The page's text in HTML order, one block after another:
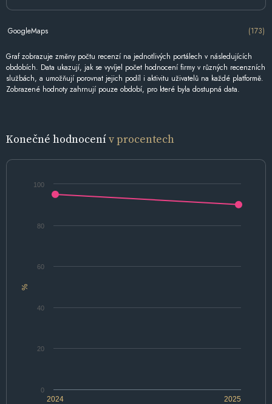
GoogleMaps (173)
Graf zobrazuje změny počtu recenzí na jednotlivých portálech v následujících
obdobích. Data ukazují, jak se vyvíjel počet hodnocení firmy v různých recenzních
službách, a umožňují porovnat jejich podíl i aktivitu uživatelů na každé platformě.
Zobrazené hodnoty zahrnují pouze období, pro které byla dostupná data.
Konečné hodnocenív procentech
%
2024 2025
0
20
40
60
80
100